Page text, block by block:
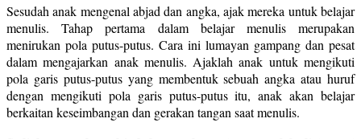
Sesudah anak mengenal abjad dan angka, ajak mereka untuk belajar
menulis. Tahap pertama dalam belajar menulis merupakan
menirukan pola putus-putus. Cara ini lumayan gampang dan pesat
dalam mengajarkan anak menulis. Ajaklah anak untuk mengikuti
pola garis putus-putus yang membentuk sebuah angka atau huruf
dengan mengikuti pola garis putus-putus itu, anak akan belajar
berkaitan keseimbangan dan gerakan tangan saat menulis.